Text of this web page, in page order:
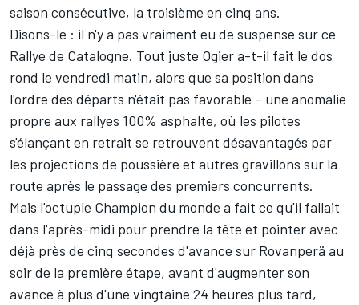
saison consécutive, la troisième en cinq ans.
Disons-le : il n'y a pas vraiment eu de suspense sur ce
Rallye de Catalogne. Tout juste Ogier a-t-il fait le dos
rond le vendredi matin, alors que sa position dans
l'ordre des départs n'était pas favorable – une anomalie
propre aux rallyes 100% asphalte, où les pilotes
s'élançant en retrait se retrouvent désavantagés par
les projections de poussière et autres gravillons sur la
route après le passage des premiers concurrents.
Mais l'octuple Champion du monde a fait ce qu'il fallait
dans l'après-midi pour prendre la tête et pointer avec
déjà près de cinq secondes d'avance sur Rovanperä au
soir de la première étape, avant d'augmenter son
avance à plus d'une vingtaine 24 heures plus tard,